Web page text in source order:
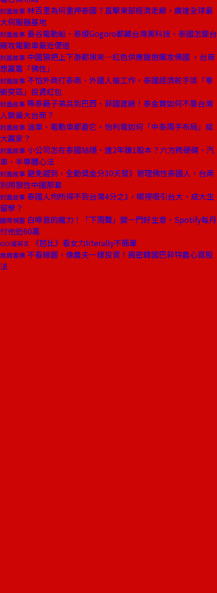
封面故事 林百里為何重押泰國？直擊東部經濟走廊，廣達全球最
大伺服器基地
封面故事 曼谷電動船、泰版Gogoro都藏台灣黑科技，泰國怎變台
廠攻電動車最近便道
封面故事 中國狼把上下游都揪來⋯紅色供應鏈抱團攻佛國 ，台商
想贏靠「佛性」
封面故事 不怕外商打泰商、外國人搶工作，泰國經濟舵手談「零
衝突區」投資紅包
封面故事 帶泰籍子弟兵到巴西、菲國建廠！泰金寶如何不靠台灣
人變最大台商？
封面故事 油車、電動車都要它，怡利電如何「中泰兩手布局」成
大贏家？
封面故事 小公司怎在泰國站穩、連2年賺1股本？六方跨硬碟、汽
車、半導體心法
封面故事 避免遲到，全勤獎金分30天發》管理佛性泰國人，台商
別用狼性中國那套
封面故事 泰國人均所得不到台灣4分之1，哪裡吸引台大、成大生
留學？
國際視窗 白噪音的魔力！「下雨聲」變一門好生意，Spotify每月
付他近60萬
GO!溜英文 《芭比》看女力literally不簡單
商周書摘 不看線圖，像農夫一樣投資！揭密韓國巴菲特農心買股
法